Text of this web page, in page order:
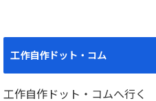
工作自作ドット・コム
工作自作ドット・コムへ行く